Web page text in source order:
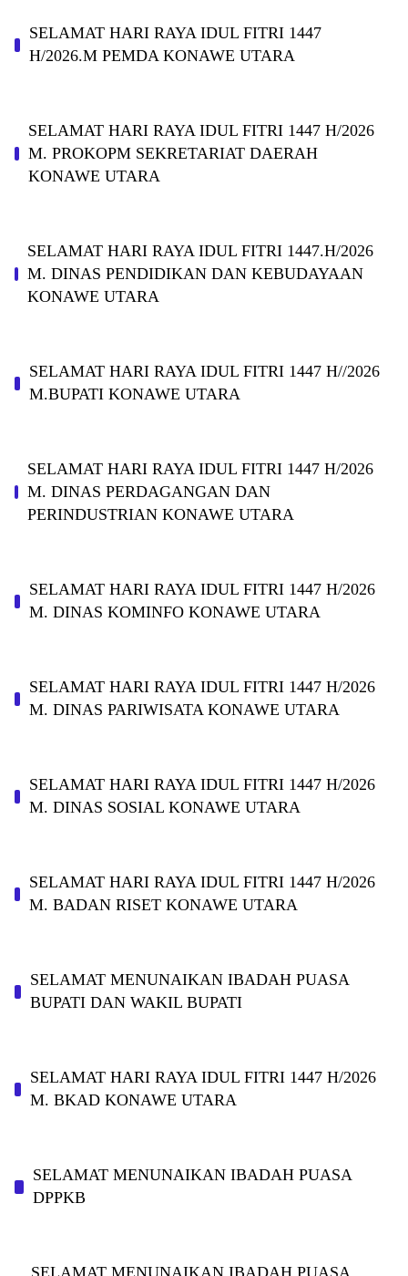
SELAMAT HARI RAYA IDUL FITRI 1447
H/2026.M PEMDA KONAWE UTARA
SELAMAT HARI RAYA IDUL FITRI 1447 H/2026
M. PROKOPM SEKRETARIAT DAERAH
KONAWE UTARA
SELAMAT HARI RAYA IDUL FITRI 1447.H/2026
M. DINAS PENDIDIKAN DAN KEBUDAYAAN
KONAWE UTARA
SELAMAT HARI RAYA IDUL FITRI 1447 H//2026
M.BUPATI KONAWE UTARA
SELAMAT HARI RAYA IDUL FITRI 1447 H/2026
M. DINAS PERDAGANGAN DAN
PERINDUSTRIAN KONAWE UTARA
SELAMAT HARI RAYA IDUL FITRI 1447 H/2026
M. DINAS KOMINFO KONAWE UTARA
SELAMAT HARI RAYA IDUL FITRI 1447 H/2026
M. DINAS PARIWISATA KONAWE UTARA
SELAMAT HARI RAYA IDUL FITRI 1447 H/2026
M. DINAS SOSIAL KONAWE UTARA
SELAMAT HARI RAYA IDUL FITRI 1447 H/2026
M. BADAN RISET KONAWE UTARA
SELAMAT MENUNAIKAN IBADAH PUASA
BUPATI DAN WAKIL BUPATI
SELAMAT HARI RAYA IDUL FITRI 1447 H/2026
M. BKAD KONAWE UTARA
SELAMAT MENUNAIKAN IBADAH PUASA
DPPKB
SELAMAT MENUNAIKAN IBADAH PUASA